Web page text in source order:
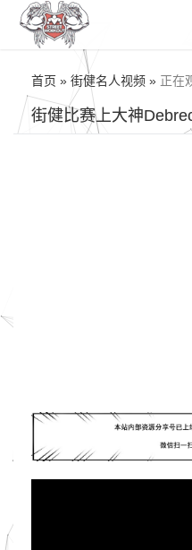
首页 » 街健名人视频 » 正在
街健比赛上大神